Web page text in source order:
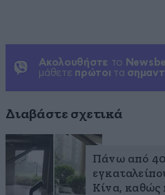
Ακολουθήστε το
μάθετε πρώτοι τα
Διαβάστε σχετικά
Πάνω από
Κίνα, καθώς